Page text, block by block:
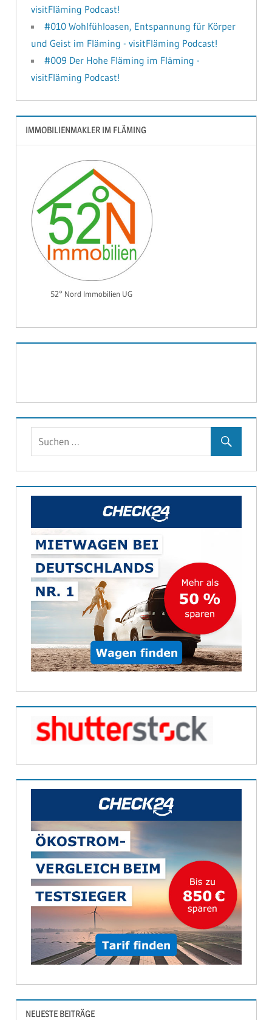
visitFläming Podcast!
#010 Wohlfühloasen, Entspannung für Körper
und Geist im Fläming - visitFläming Podcast!
#009 Der Hohe Fläming im Fläming -
visitFläming Podcast!
IMMOBILIENMAKLER IM FLÄMING
52° Nord Immobilien UG
NEUESTE BEITRÄGE